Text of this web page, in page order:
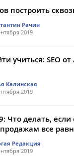
построить
Рачин
2019
учиться: SEO
Калинская
2019
Что делать,
все
Редакция
2019